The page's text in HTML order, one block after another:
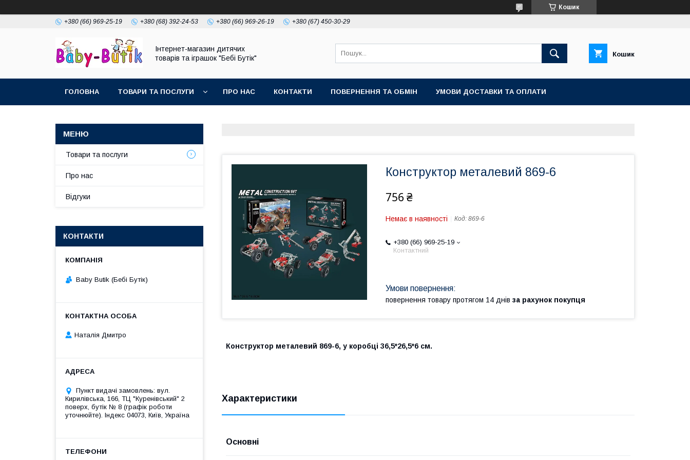
Кошик
+380 (66) 969-25-19 +380 (68) 392-24-53 +380 (66) 969-26-19 +380 (67) 450-30-29
Інтернет-магазин дитячих
товарів та іграшок "Бебі Бутік"
Кошик
ГОЛОВНА ТОВАРИ ТА ПОСЛУГИ ПРО НАС КОНТАКТИ ПОВЕРНЕННЯ ТА ОБМІН УМОВИ ДОСТАВКИ ТА ОПЛАТИ
Конструктор металевий 869-6
756 ₴
Немає в наявності Код: 869-6
+380 (66) 969-25-19
Контактний
повернення товару протягом 14 днів за рахунок покупця
Конструктор металевий 869-6, у коробці 36,5*26,5*6 см.
Характеристики
Основні
Товари та послуги
Про нас
Відгуки
КОНТАКТИ
Baby Butik (Бебі Бутік)
Наталія Дмитро
Пункт видачі замовлень: вул.
Кирилівська, 166, ТЦ "Куренівський" 2
поверх, бутік № 8 (графік роботи
уточнюйте). Індекс 04073, Київ, Україна